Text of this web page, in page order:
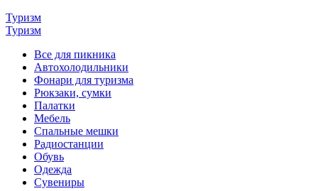
Туризм
Туризм
Все для пикника
Автохолодильники
Фонари для туризма
Рюкзаки, сумки
Палатки
Мебель
Спальные мешки
Радиостанции
Обувь
Одежда
Сувениры